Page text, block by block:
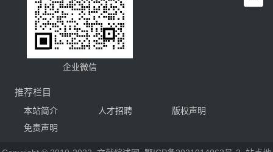
企业微信
推荐栏目
本站简介 人才招聘
版权声明
免责声明